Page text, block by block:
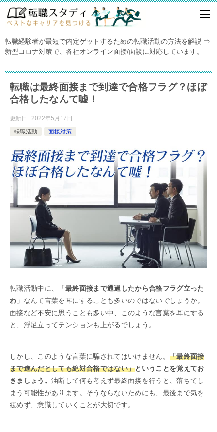
転職経験者が最短で内定ゲットするための転職活動の方法を解説 ⇒
新型コロナ対策で、各社オンライン面接/面談に対応しています。
転職は最終面接まで到達で合格フラグ？ほぼ
合格したなんて嘘！
更新日 : 2022年5月17日
転職活動
面接対策
転職活動中に、
「最終面接まで通過したから合格フラグ立った
わ」 なんて言葉を耳にすることも多いのではないでしょうか。
面接など不安に思うことも多い中、このような言葉を耳にする
と、浮足立ってテンションも上がるでしょう。
しかし、このような言葉に騙されてはいけません。「最終面接
まで進んだとしても絶対合格ではない」ということを覚えてお
きましょう。油断して何も考えず最終面接を行うと、落ちてし
まう可能性があります。そうならないためにも、最後まで気を
緩めず、意識していくことが大切です。